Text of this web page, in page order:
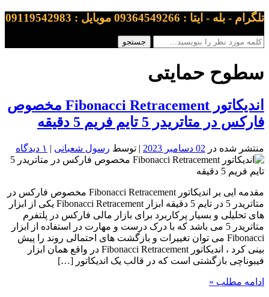
تلگرام - بله - ایتا : 09364549266 موبایل : 09119542983
سطوح حمایتی
اندیکاتور Fibonacci Retracement مخصوص
فارکس در متاتریدر 5 تایم فریم 5 دقیقه
منتشر شده در 02 دسامبر 2023 | توسط رسول شعبانی | ۱ دیدگاه
مقدمه ایی بر اندیکاتور Fibonacci Retracement مخصوص فارکس در
متاتریدر 5 در تایم 5 دقیقه ابزار Fibonacci Retracement یکی از ابزار
های تحلیلی و بسیار پرکاربرد برای بازار مالی فارکس در پلتفرم
متاتریدر 5 می باشد که با درک درست و مهارت در استفاده از ابزار
Fibonacci می توان تغییرات و بازگشت های احتمالی روند را پیش
بینی کرد ، اندیکاتور Fibonacci Retracement در واقع همان ابزار
فیبوناچی بازگشتی است که در قالب یک اندیکاتور […]
ادامه مطلب »